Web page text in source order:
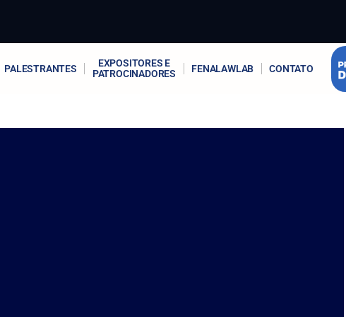
PALESTRANTES
EXPOSITORES E
PATROCINADORES
FENALAWLAB CONTATO